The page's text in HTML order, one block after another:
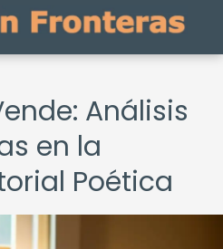
Análisis
en la
Poética